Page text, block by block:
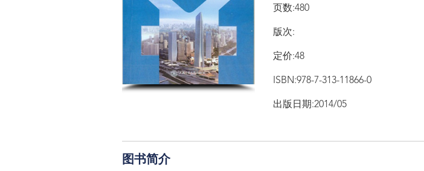
页数:480
版次:
定价:48
ISBN:978-7-313-11866-0
出版日期:2014/05
图书简介